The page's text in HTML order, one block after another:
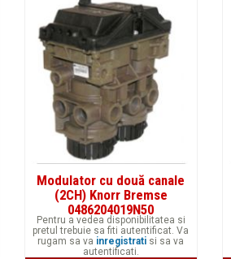
Modulator cu două canale
(2CH) Knorr Bremse
0486204019N50
Pentru a vedea disponibilitatea si
pretul trebuie sa fiti autentificat. Va
rugam sa va inregistrati si sa va
autentificati.